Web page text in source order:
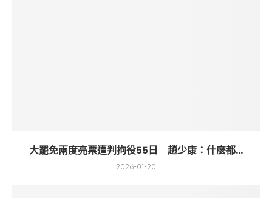
大罷免兩度亮票遭判拘役55日 趙少康：什麼都...
2026-01-20